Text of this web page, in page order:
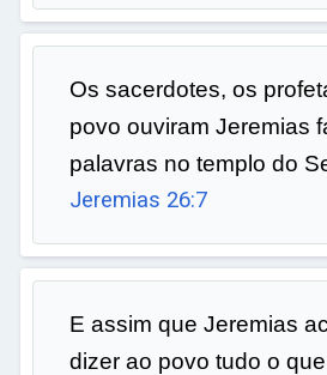
Os sacerdotes, os
povo ouviram Jeremias
palavras no templo do
Jeremias 26:7
E assim que Jeremias
dizer ao povo tudo o